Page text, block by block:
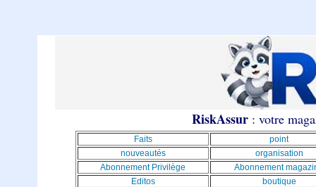
RiskAssur: votre
Faits
point
nouveautés
organisation
Abonnement Privilège
Abonnement
Editos
boutique